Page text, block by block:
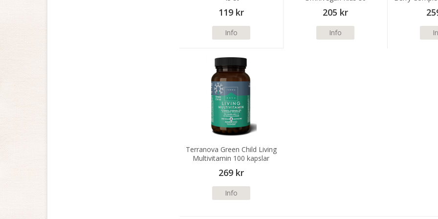
119 kr
Info
tuggtabletter
205 kr
Info
and Mineral
Terranova Green Child Living
Multivitamin 100 kapslar
269 kr
Info